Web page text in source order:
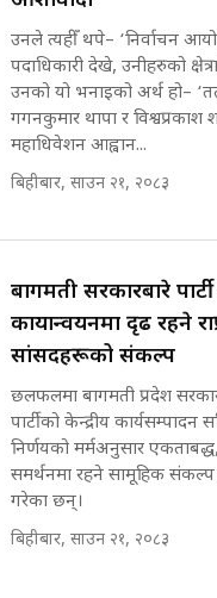
||
मन्त्रीले घुस डिल गरेको अडियो
नोट मन्त्रीलाई घुस |
मृतकका परिवारप्रति मेडिकल
बदनियत ! न्याय खोज्दै
|| THE REPORTER ||
EXCLUSIVE - भिजिट
गोप्य अडियो र म्यासेज, गृह
कनेक्सन ! || VISIT VISA
उनले त्यहीँ थपे– ‘निर्वाचन
पदाधिकारी देखे, उनीहरुको
उनको यो भनाइको अर्थ हो–
गगनकुमार थापा र विश्वप्रकाश
महाधिवेशन आह्वान...
बिहीबार, साउन २१, २०८३
बागमती सरकारबारे
कार्यान्वयनमा दृढ रहने
सांसदहरूको संकल्प
छलफलमा बागमती प्रदेश
पार्टीको केन्द्रीय कार्यसम्पादन
निर्णयको मर्मअनुसार एकताबद्ध,
समर्थनमा रहने सामूहिक
गरेका छन्।
बिहीबार, साउन २१, २०८३